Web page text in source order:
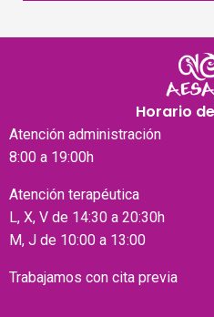
Horario
Atención administración
8:00 a 19:00h
Atención terapéutica
L, X, V de 14:30 a 20:30h
M, J de 10:00 a 13:00
Trabajamos con cita previa